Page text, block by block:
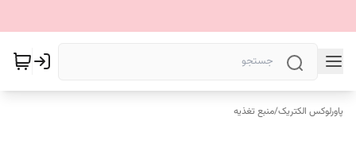
پاورلوکس الکتریک/منبع تغذیه